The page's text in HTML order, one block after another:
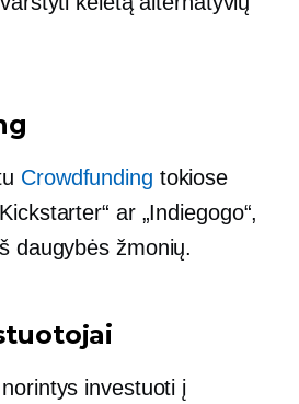
Crowdfunding tokiose
ar „Indiegogo“,
daugybės žmonių.
investuoti į